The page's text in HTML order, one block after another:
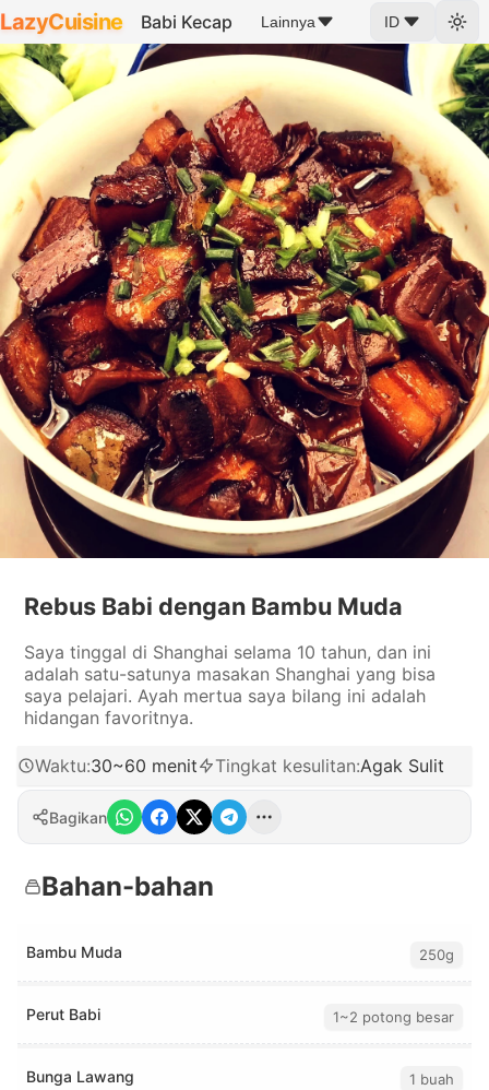
LazyCuisine Babi Kecap Lainnya ID
Rebus Babi dengan Bambu Muda
Saya tinggal di Shanghai selama 10 tahun, dan ini
adalah satu-satunya masakan Shanghai yang bisa
saya pelajari. Ayah mertua saya bilang ini adalah
hidangan favoritnya.
Waktu:30~60 menit Tingkat kesulitan:Agak Sulit
Bagikan
Bahan-bahan
Bambu Muda 250g
Perut Babi 1~2 potong besar
Bunga Lawang 1 buah